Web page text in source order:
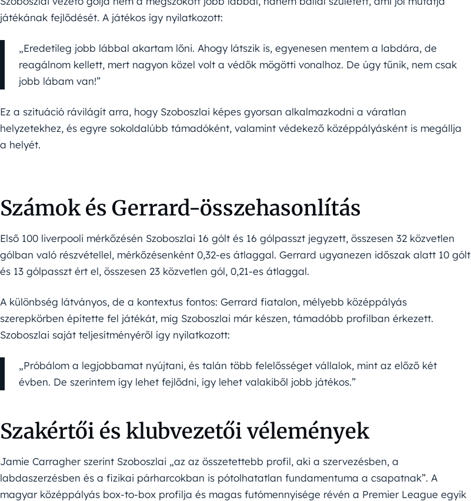
játékának fejlődését. A játékos így nyilatkozott:
„Eredetileg jobb lábbal akartam lőni. Ahogy látszik is, egyenesen mentem a labdára, de
reagálnom kellett, mert nagyon közel volt a védők mögötti vonalhoz. De úgy tűnik, nem csak
jobb lábam van!”
Ez a szituáció rávilágít arra, hogy Szoboszlai képes gyorsan alkalmazkodni a váratlan
helyzetekhez, és egyre sokoldalúbb támadóként, valamint védekező középpályásként is megállja
a helyét.
Számok és Gerrard-összehasonlítás
Első 100 liverpooli mérkőzésén Szoboszlai 16 gólt és 16 gólpasszt jegyzett, összesen 32 közvetlen
gólban való részvétellel, mérkőzésenként 0,32-es átlaggal. Gerrard ugyanezen időszak alatt 10 gólt
és 13 gólpasszt ért el, összesen 23 közvetlen gól, 0,21-es átlaggal.
A különbség látványos, de a kontextus fontos: Gerrard fiatalon, mélyebb középpályás
szerepkörben építette fel játékát, míg Szoboszlai már készen, támadóbb profilban érkezett.
Szoboszlai saját teljesítményéről így nyilatkozott:
„Próbálom a legjobbamat nyújtani, és talán több felelősséget vállalok, mint az előző két
évben. De szerintem így lehet fejlődni, így lehet valakiből jobb játékos.”
Szakértői és klubvezetői vélemények
Jamie Carragher szerint Szoboszlai „az az összetettebb profil, aki a szervezésben, a
labdaszerzésben és a fizikai párharcokban is pótolhatatlan fundamentuma a csapatnak”. A
magyar középpályás box-to-box profilja és magas futómennyisége révén a Premier League egyik